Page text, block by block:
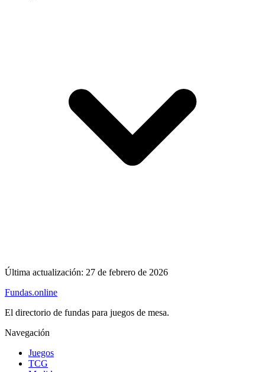
Última actualización: 27 de febrero de 2026
Fundas.online
El directorio de fundas para juegos de mesa.
Navegación
Juegos
TCG